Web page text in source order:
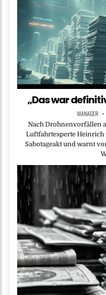
„Das war
MANAGER
Nach Drohnenvorfällen
Luftfahrtexperte Heinrich
Sabotageakt und warnt